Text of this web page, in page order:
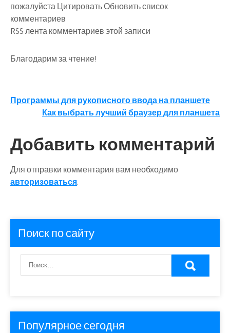
пожалуйста Цитировать Обновить список
комментариев
RSS лента комментариев этой записи
Благодарим за чтение!
Навигация
записям
Программы для рукописного ввода на планшете
Как выбрать лучший браузер для планшета
Добавить комментарий
Для отправки комментария вам необходимо
авторизоваться.
Поиск по сайту
Популярное сегодня